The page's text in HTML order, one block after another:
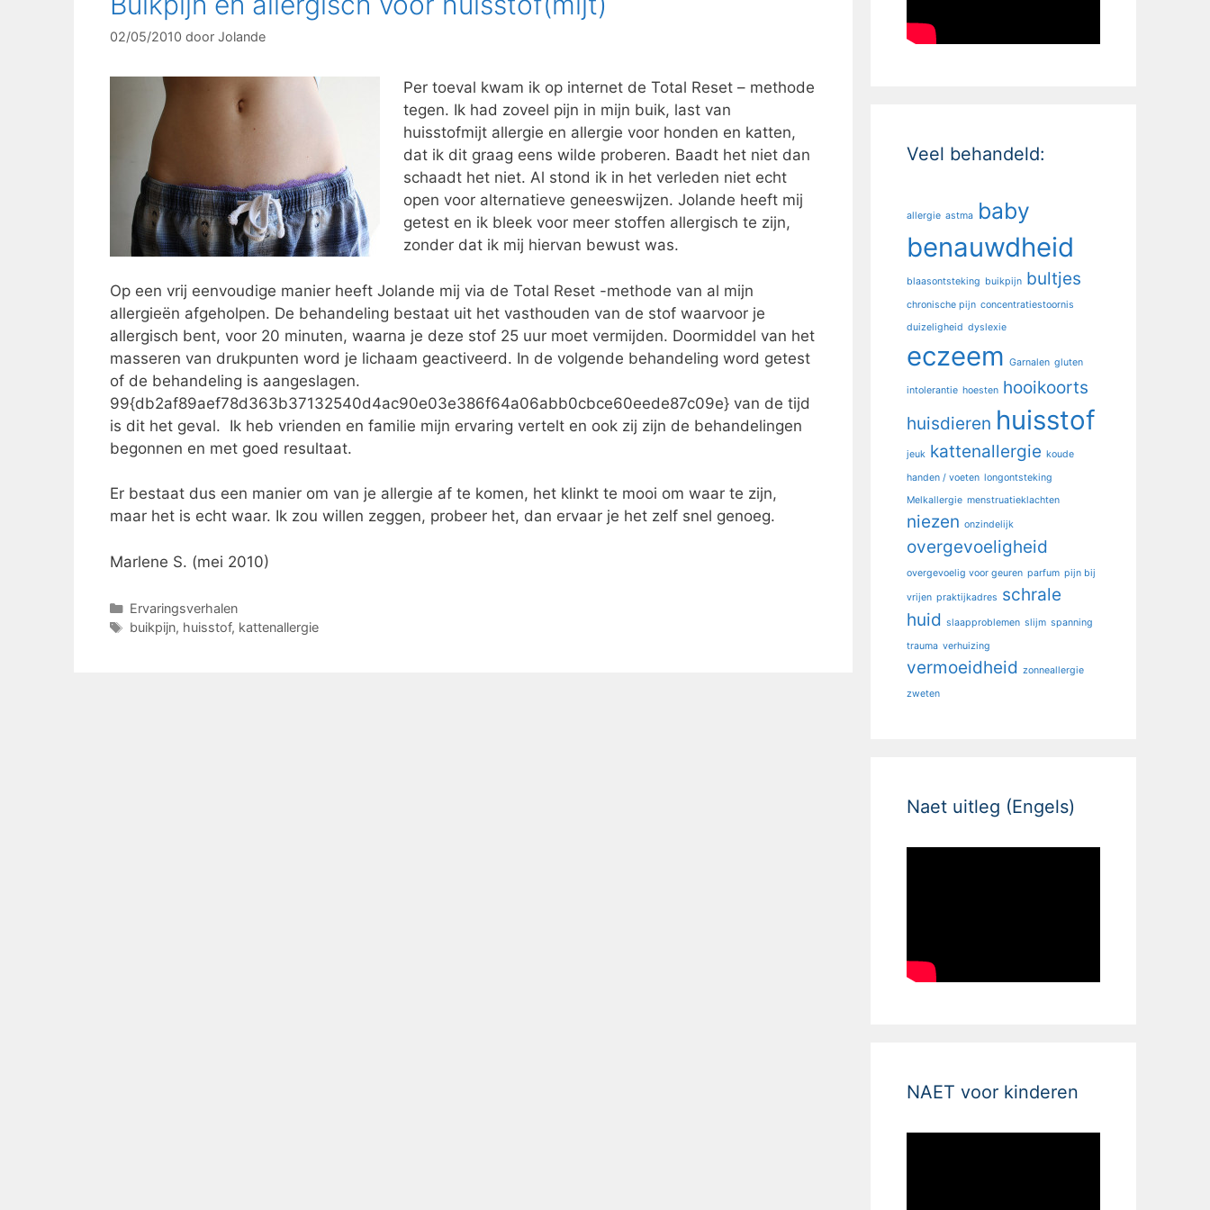
02/05/2010 door Jolande
Per toeval kwam ik op internet de Total Reset – methode
tegen. Ik had zoveel pijn in mijn buik, last van
huisstofmijt allergie en allergie voor honden en katten,
dat ik dit graag eens wilde proberen. Baadt het niet dan
schaadt het niet. Al stond ik in het verleden niet echt
open voor alternatieve geneeswijzen. Jolande heeft mij
getest en ik bleek voor meer stoffen allergisch te zijn,
zonder dat ik mij hiervan bewust was.
Op een vrij eenvoudige manier heeft Jolande mij via de Total Reset -methode van al mijn
allergieën afgeholpen. De behandeling bestaat uit het vasthouden van de stof waarvoor je
allergisch bent, voor 20 minuten, waarna je deze stof 25 uur moet vermijden. Doormiddel van het
masseren van drukpunten word je lichaam geactiveerd. In de volgende behandeling word getest
of de behandeling is aangeslagen.
99{db2af89aef78d363b37132540d4ac90e03e386f64a06abb0cbce60eede87c09e} van de tijd
is dit het geval. Ik heb vrienden en familie mijn ervaring vertelt en ook zij zijn de behandelingen
begonnen en met goed resultaat.
Er bestaat dus een manier om van je allergie af te komen, het klinkt te mooi om waar te zijn,
maar het is echt waar. Ik zou willen zeggen, probeer het, dan ervaar je het zelf snel genoeg.
Marlene S. (mei 2010)
Categorieën
Ervaringsverhalen
Tags
buikpijn, huisstof, kattenallergie
Veel behandeld:
allergie astma baby
benauwdheid
blaasontsteking buikpijn bultjes
chronische pijn concentratiestoornis
duizeligheid dyslexie
eczeem Garnalen gluten
intolerantie hoesten hooikoorts
huisdieren huisstof
jeuk kattenallergie koude
handen / voeten longontsteking
Melkallergie menstruatieklachten
niezen onzindelijk
overgevoeligheid
overgevoelig voor geuren parfum pijn bij
vrijen praktijkadres schrale
huid slaapproblemen slijm spanning
trauma verhuizing
vermoeidheid zonneallergie
zweten
Naet uitleg (Engels)
NAET voor kinderen